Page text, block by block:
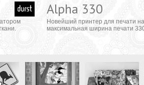
Alpha 330
Новейший принтер для печати
максимальная ширина печати